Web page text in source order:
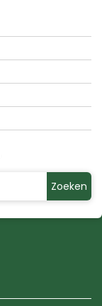
Zoeken